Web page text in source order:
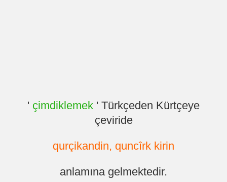
' çimdiklemek ' Türkçeden Kürtçeye
çeviride
qurçikandin, quncîrk kirin
anlamına gelmektedir.